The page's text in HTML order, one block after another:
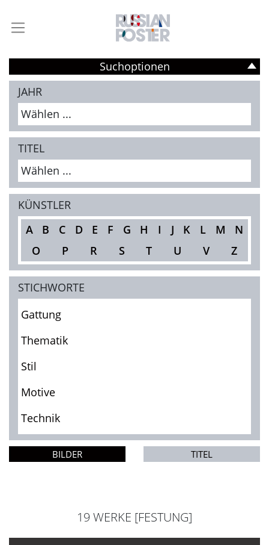
Suchoptionen
JAHR
Wählen ...
TITEL
Wählen ...
KÜNSTLER
A
B C D E F G H I J K L M
N
O
P R S T U V Z
STICHWORTE
Gattung
Thematik
Stil
Motive
Technik
BILDER TITEL
19 WERKE [FESTUNG]